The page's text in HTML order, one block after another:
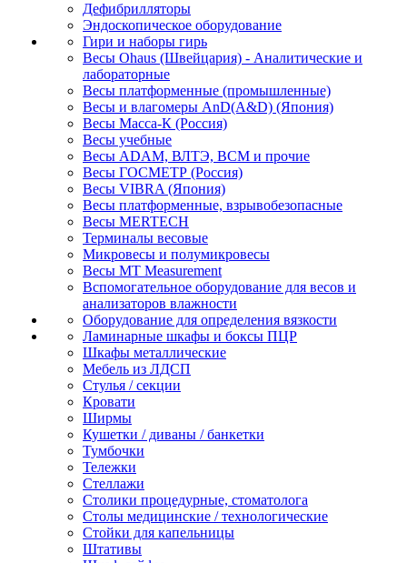
Дефибрилляторы
Эндоскопическое оборудование
Гири и наборы гирь
Весы Ohaus (Швейцария) - Аналитические и
лабораторные
Весы платформенные (промышленные)
Весы и влагомеры AnD(A&D) (Япония)
Весы Масса-К (Россия)
Весы учебные
Весы ADAM, ВЛТЭ, BCM и прочие
Весы ГОСМЕТР (Россия)
Весы VIBRA (Япония)
Весы платформенные, взрывобезопасные
Весы MERTECH
Терминалы весовые
Микровесы и полумикровесы
Весы MT Measurement
Вспомогательное оборудование для весов и
анализаторов влажности
Оборудование для определения вязкости
Ламинарные шкафы и боксы ПЦР
Шкафы металлические
Мебель из ЛДСП
Стулья / секции
Кровати
Ширмы
Кушетки / диваны / банкетки
Тумбочки
Тележки
Стеллажи
Столики процедурные, стоматолога
Столы медицинские / технологические
Стойки для капельницы
Штативы